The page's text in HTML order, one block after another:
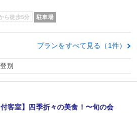
ら徒歩5分 駐車場
プランをすべて見る（1件）
別
付客室】四季折々の美食！〜旬の会